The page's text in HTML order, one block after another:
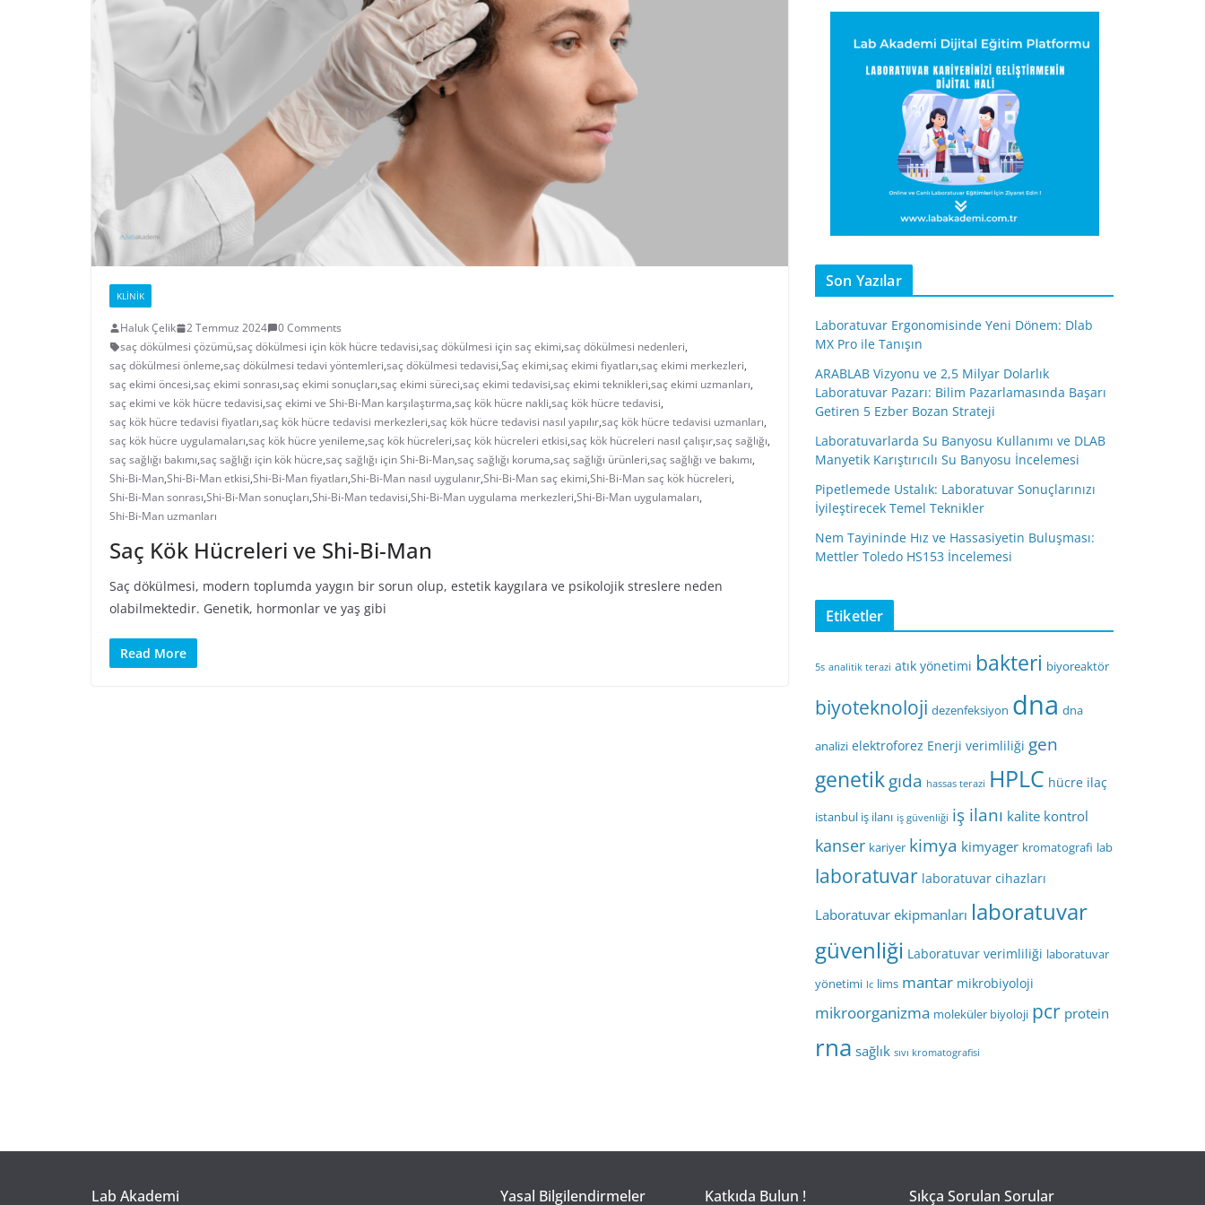
KLINIK
Haluk Çelik 2 Temmuz 2024
0 Comments
saç dökülmesi çözümü,saç dökülmesi için kök hücre tedavisi,saç dökülmesi için saç ekimi,saç dökülmesi nedenleri,
saç dökülmesi önleme,saç dökülmesi tedavi yöntemleri,saç dökülmesi tedavisi,Saç ekimi,saç ekimi fiyatları,saç ekimi merkezleri,
saç ekimi öncesi,saç ekimi sonrası,saç ekimi sonuçları,saç ekimi süreci,saç ekimi tedavisi,saç ekimi teknikleri,saç ekimi uzmanları,
saç ekimi ve kök hücre tedavisi,saç ekimi ve Shi-Bi-Man karşılaştırma,saç kök hücre nakli,saç kök hücre tedavisi,
saç kök hücre tedavisi fiyatları,saç kök hücre tedavisi merkezleri,saç kök hücre tedavisi nasıl yapılır,saç kök hücre tedavisi uzmanları,
saç kök hücre uygulamaları,saç kök hücre yenileme,saç kök hücreleri,saç kök hücreleri etkisi,saç kök hücreleri nasıl çalışır,saç sağlığı,
saç sağlığı bakımı,saç sağlığı için kök hücre,saç sağlığı için Shi-Bi-Man,saç sağlığı koruma,saç sağlığı ürünleri,saç sağlığı ve bakımı,
Shi-Bi-Man,Shi-Bi-Man etkisi,Shi-Bi-Man fiyatları,Shi-Bi-Man nasıl uygulanır,Shi-Bi-Man saç ekimi,Shi-Bi-Man saç kök hücreleri,
Shi-Bi-Man sonrası,Shi-Bi-Man sonuçları,Shi-Bi-Man tedavisi,Shi-Bi-Man uygulama merkezleri,Shi-Bi-Man uygulamaları,
Shi-Bi-Man uzmanları
Saç Kök Hücreleri ve Shi-Bi-Man
Saç dökülmesi, modern toplumda yaygın bir sorun olup, estetik kaygılara ve psikolojik streslere neden
olabilmektedir. Genetik, hormonlar ve yaş gibi
Read More
Son Yazılar
Laboratuvar Ergonomisinde Yeni Dönem: Dlab
MX Pro ile Tanışın
ARABLAB Vizyonu ve 2,5 Milyar Dolarlık
Laboratuvar Pazarı: Bilim Pazarlamasında Başarı
Getiren 5 Ezber Bozan Strateji
Laboratuvarlarda Su Banyosu Kullanımı ve DLAB
Manyetik Karıştırıcılı Su Banyosu İncelemesi
Pipetlemede Ustalık: Laboratuvar Sonuçlarınızı
İyileştirecek Temel Teknikler
Nem Tayininde Hız ve Hassasiyetin Buluşması:
Mettler Toledo HS153 İncelemesi
Etiketler
5s analitik terazi atık yönetimi bakteri biyoreaktör
biyoteknoloji dezenfeksiyon dna dna
analizi elektroforez Enerji verimliliği gen
genetikgıda hassas terazi HPLC hücre ilaç
istanbul iş ilanı iş güvenliği iş ilanı kalite kontrol
kanser kariyer kimya kimyager kromatografi lab
laboratuvar laboratuvar cihazları
Laboratuvar ekipmanları laboratuvar
güvenliği Laboratuvar verimliliği laboratuvar
yönetimi lc lims mantar mikrobiyoloji
mikroorganizma moleküler biyoloji pcr protein
rna sağlık sıvı kromatografisi
Lab Akademi Yasal Bilgilendirmeler Katkıda Bulun ! Sıkça Sorulan Sorular